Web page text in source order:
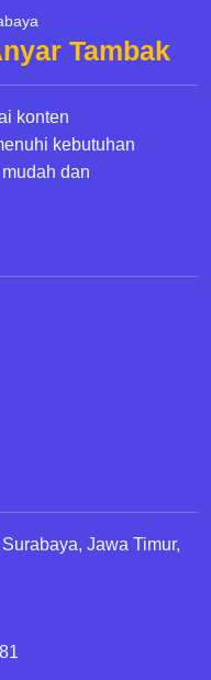
Tambak
konten
kebutuhan
dan
Jawa Timur,